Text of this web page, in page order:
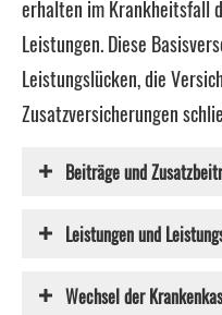
erhalten im Krankheitsfall
Leistungen. Diese
Leistungslücken, die
Zusatzversicherungen
Beiträge und
Leistungen und
Wechsel der